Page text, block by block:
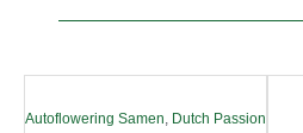
Autoflowering Samen, Dutch Passion